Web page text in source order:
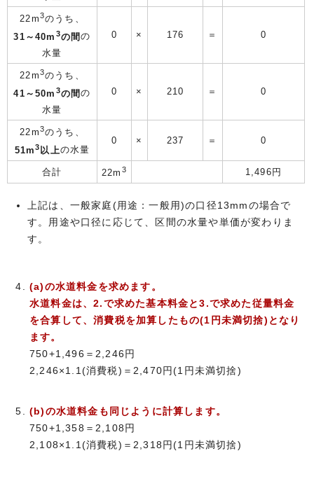
22m3のうち、
31～40m 3の間の
水量
0 × 176 ＝ 0
22m3のうち、
41～50m 3の間の
水量
0 × 210 ＝ 0
22m3のうち、
51m3 以上の水量
0 × 237 ＝ 0
合計 22m 3 1,496円
上記は、一般家庭(用途：一般用)の口径13mmの場合で
す。用途や口径に応じて、区間の水量や単価が変わりま
す。
(a)の水道料金を求めます。
水道料金は、2.で求めた基本料金と3.で求めた従量料金
を合算して、消費税を加算したもの(1円未満切捨)となり
ます。
750+1,496＝2,246円
2,246×1.1(消費税)＝2,470円(1円未満切捨)
(b)の水道料金も同じように計算します。
750+1,358＝2,108円
2,108×1.1(消費税)＝2,318円(1円未満切捨)